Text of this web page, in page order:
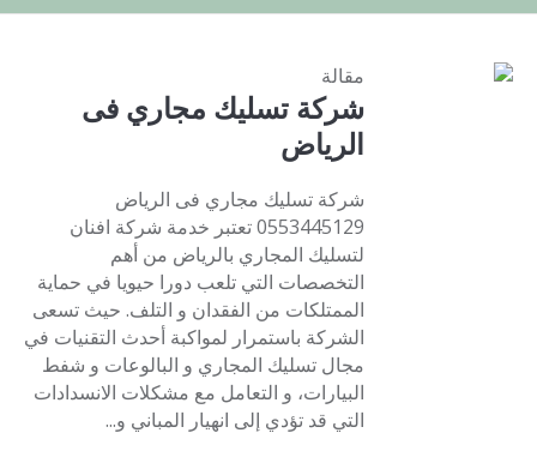
مقالة
شركة تسليك مجاري فى
الرياض
شركة تسليك مجاري فى الرياض
0553445129 تعتبر خدمة شركة افنان
لتسليك المجاري بالرياض من أهم
التخصصات التي تلعب دورا حيويا في حماية
الممتلكات من الفقدان و التلف. حيث تسعى
الشركة باستمرار لمواكبة أحدث التقنيات في
مجال تسليك المجاري و البالوعات و شفط
البيارات، و التعامل مع مشكلات الانسدادات
التي قد تؤدي إلى انهيار المباني و...